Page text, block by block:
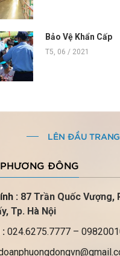
Bảo Vệ Khẩn Cấp
T5, 06 / 2021
LÊN ĐẦU TRANG
ĐÔNG
: 87 Trần Quốc Vượng,
Tp. Hà Nội
: 024.6275.7777 –